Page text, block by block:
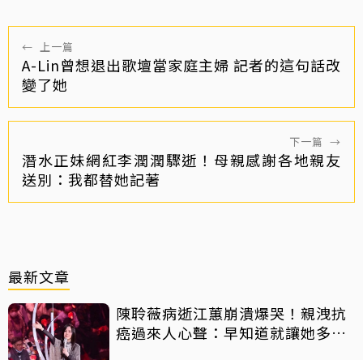
← 上一篇
A-Lin曾想退出歌壇當家庭主婦 記者的這句話改
變了她
下一篇 →
潛水正妹網紅李潤潤驟逝！母親感謝各地親友
送別：我都替她記著
最新文章
陳聆薇病逝江蕙崩潰爆哭！親洩抗
癌過來人心聲：早知道就讓她多化